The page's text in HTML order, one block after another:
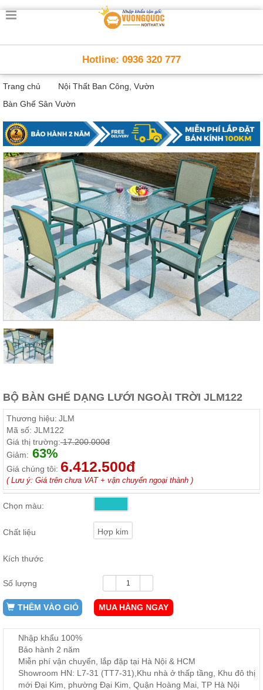
Trang
Thông
Minh
Nội
thất
minh
Nội
Thất
Trẻ
Em
Giường
tầng,
bàn
học, tủ
sách
Nội
Thất
Phòng
Khách
Sofa,
Bàn
trà...
Nội
Phòng
Ngủ
Giường
áo, bàn
trang
điểm
Nội
Thất
ăn,
kệ
Nội
Thất
Ban
Công,
Vườn
Hotline: 0936 320 777
Trang chủ
Nội Thất Ban Công, Vườn
Bàn Ghế Sân Vườn
BỘ BÀN GHẾ DẠNG LƯỚI NGOÀI TRỜI JLM122
Thương hiệu: JLM
Mã số: JLM122
Giá thị trường:17.200.000đ
Giảm: 63%
Giá chúng tôi: 6.412.500đ
( Lưu ý: Giá trên chưa VAT + vận chuyển ngoại thành )
Chọn màu:
Chất liệu Hợp kim
Kích thước
Số lượng
THÊM VÀO GIỎ MUA HÀNG NGAY
Nhập khẩu 100%
Bảo hành 2 năm
Miễn phí vận chuyển, lắp đặp tại Hà Nội & HCM
Showroom HN: L7-31 (TT7-31),Khu nhà ở thấp tầng, Khu đô thị
mới Đại Kim, phường Đại Kim, Quận Hoàng Mai, TP Hà Nội